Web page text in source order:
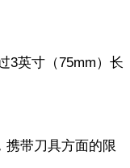
3英寸（75mm）长
携带刀具方面的限